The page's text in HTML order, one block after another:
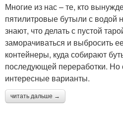
Многие из нас – те, кто
пятилитровые бутыли с водой
знают, что делать с пустой
заморачиваться и выбросить
контейнеры, куда собирают
последующей переработки. Но
интересные варианты.
читать дальше →